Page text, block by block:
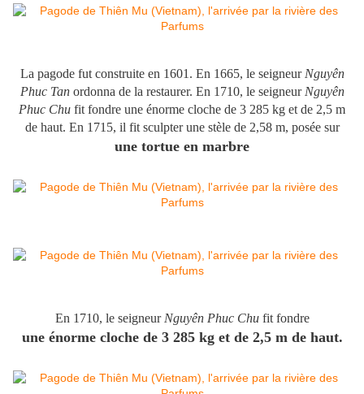
La pagode fut construite en 1601. En 1665, le seigneur Nguyên
Phuc Tanordonna de la restaurer. En 1710, le seigneur Nguyên
Phuc Chu fit fondre une énorme cloche de 3 285 kg et de 2,5 m
de haut. En 1715, il fit sculpter une stèle de 2,58 m, posée sur
une tortue en marbre
En 1710, le seigneurNguyên Phuc Chu fit fondre
une énorme cloche de 3 285 kg et de 2,5 m de haut.